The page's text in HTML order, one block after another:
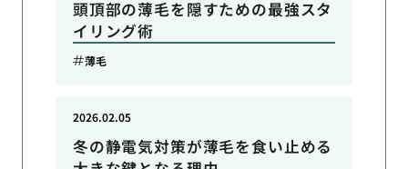
頭頂部の薄毛を隠すための最強スタ
イリング術
薄毛
冬の静電気対策が薄毛を食い止める
2026.02.05